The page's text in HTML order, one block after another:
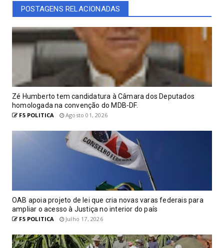
POSTAGENS RELACIONADAS
Zé Humberto tem candidatura à Câmara dos Deputados
homologada na convenção do MDB-DF.
F5 POLITICA Agosto 01, 2026
OAB apoia projeto de lei que cria novas varas federais para
ampliar o acesso à Justiça no interior do país
F5 POLITICA Julho 17, 2026